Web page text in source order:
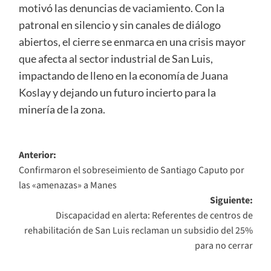
motivó las denuncias de vaciamiento. Con la
patronal en silencio y sin canales de diálogo
abiertos, el cierre se enmarca en una crisis mayor
que afecta al sector industrial de San Luis,
impactando de lleno en la economía de Juana
Koslay y dejando un futuro incierto para la
minería de la zona.
Navegación
de
entradas
Anterior:
Confirmaron el sobreseimiento de Santiago Caputo por
las «amenazas» a Manes
Siguiente:
Discapacidad en alerta: Referentes de centros de
rehabilitación de San Luis reclaman un subsidio del 25%
para no cerrar